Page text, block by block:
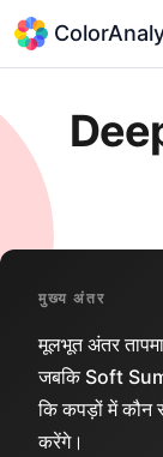
मुख्य अंतर
मूलभूत अंतर
जबकि Soft
कि कपड़ों में कौन
करेंगे।